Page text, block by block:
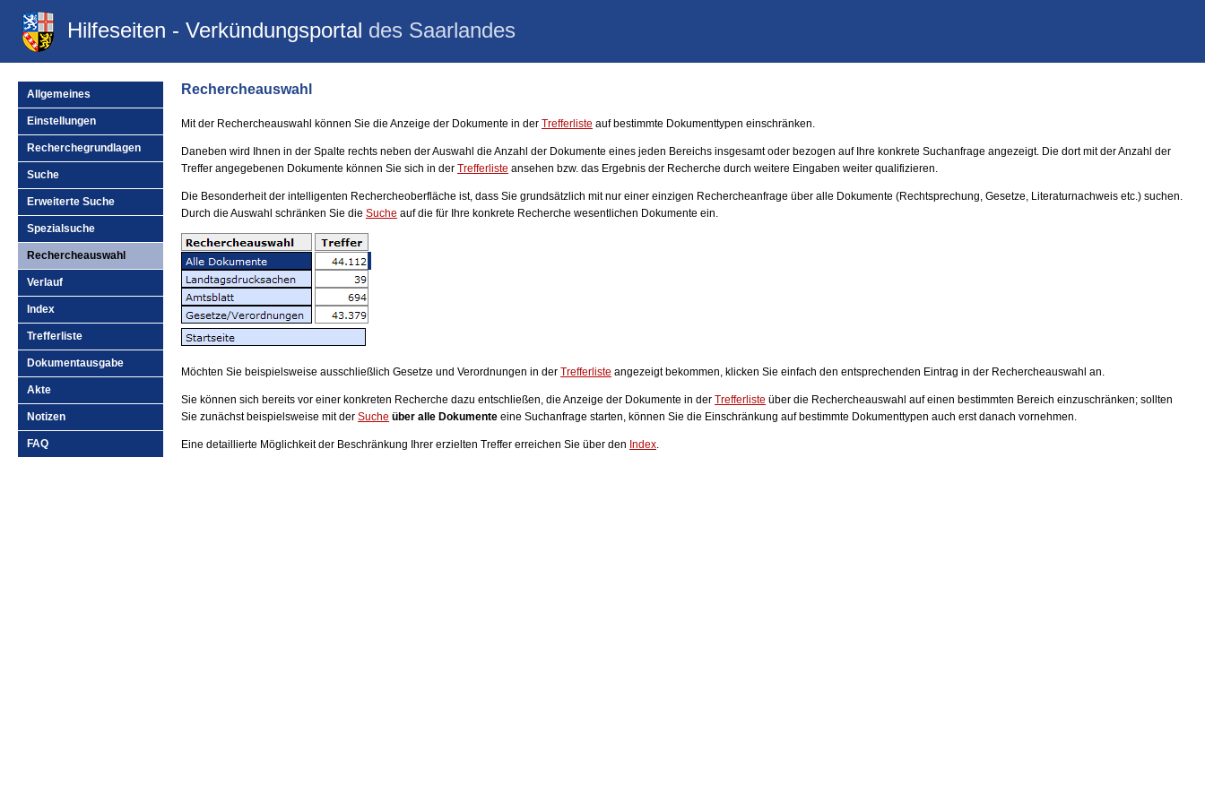
Hilfeseiten - Verkündungsportal des Saarlandes
Allgemeines
Einstellungen
Recherchegrundlagen
Suche
Erweiterte Suche
Spezialsuche
Rechercheauswahl
Verlauf
Index
Trefferliste
Dokumentausgabe
Akte
Notizen
FAQ
Rechercheauswahl
Mit der Rechercheauswahl können Sie die Anzeige der Dokumente in der Trefferliste auf bestimmte Dokumenttypen einschränken.
Daneben wird Ihnen in der Spalte rechts neben der Auswahl die Anzahl der Dokumente eines jeden Bereichs insgesamt oder bezogen auf Ihre konkrete Suchanfrage angezeigt. Die dort mit der Anzahl der
Treffer angegebenen Dokumente können Sie sich in der Trefferliste ansehen bzw. das Ergebnis der Recherche durch weitere Eingaben weiter qualifizieren.
Die Besonderheit der intelligenten Rechercheoberfläche ist, dass Sie grundsätzlich mit nur einer einzigen Rechercheanfrage über alle Dokumente (Rechtsprechung, Gesetze, Literaturnachweis etc.) suchen.
Durch die Auswahl schränken Sie die Suche auf die für Ihre konkrete Recherche wesentlichen Dokumente ein.
Möchten Sie beispielsweise ausschließlich Gesetze und Verordnungen in der Trefferliste angezeigt bekommen, klicken Sie einfach den entsprechenden Eintrag in der Rechercheauswahl an.
Sie können sich bereits vor einer konkreten Recherche dazu entschließen, die Anzeige der Dokumente in der Trefferliste über die Rechercheauswahl auf einen bestimmten Bereich einzuschränken; sollten
Sie zunächst beispielsweise mit der Suche über alle Dokumente eine Suchanfrage starten, können Sie die Einschränkung auf bestimmte Dokumenttypen auch erst danach vornehmen.
Eine detaillierte Möglichkeit der Beschränkung Ihrer erzielten Treffer erreichen Sie über den Index.